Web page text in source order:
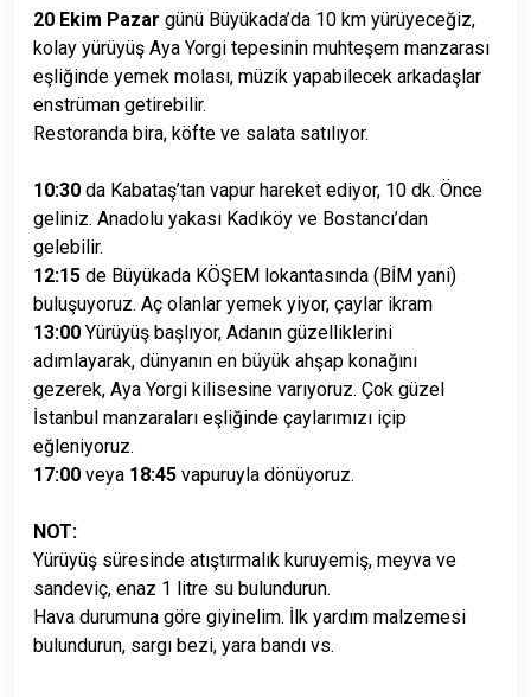
20 Ekim Pazar günü Büyükada’da 10 km yürüyeceğiz,
kolay yürüyüş Aya Yorgi tepesinin muhteşem manzarası
eşliğinde yemek molası, müzik yapabilecek arkadaşlar
enstrüman getirebilir.
Restoranda bira, köfte ve salata satılıyor.
10:30 da Kabataş’tan vapur hareket ediyor, 10 dk. Önce
geliniz. Anadolu yakası Kadıköy ve Bostancı’dan
gelebilir.
12:15 de Büyükada KÖŞEM lokantasında (BİM yani)
buluşuyoruz. Aç olanlar yemek yiyor, çaylar ikram
13:00 Yürüyüş başlıyor, Adanın güzelliklerini
adımlayarak, dünyanın en büyük ahşap konağını
gezerek, Aya Yorgi kilisesine varıyoruz. Çok güzel
İstanbul manzaraları eşliğinde çaylarımızı içip
eğleniyoruz.
17:00 veya 18:45 vapuruyla dönüyoruz.
NOT:
Yürüyüş süresinde atıştırmalık kuruyemiş, meyva ve
sandeviç, enaz 1 litre su bulundurun.
Hava durumuna göre giyinelim. İlk yardım malzemesi
bulundurun, sargı bezi, yara bandı vs.